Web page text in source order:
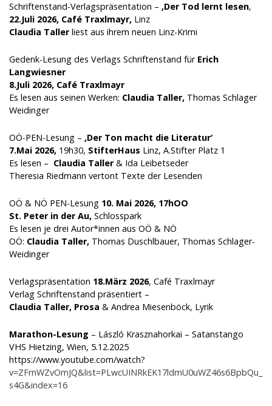
Schriftenstand-Verlagspräsentation – ‚Der Tod lernt lesen‚
22.Juli 2026, Café Traxlmayr, Linz
Claudia Tallerliest aus ihrem neuen Linz-Krimi
Gedenk-Lesung des Verlags Schriftenstand für Erich
Langwiesner
8.Juli 2026, Café Traxlmayr
Es lesen aus seinen Werken: Claudia Taller, Thomas Schlager
Weidinger
OÖ-PEN-Lesung – ‚Der Ton macht die Literatur‘
7.Mai 2026, 19h30, StifterHaus Linz, A.Stifter Platz 1
Es lesen – Claudia Taller& Ida Leibetseder
Theresia Riedmann vertont Texte der Lesenden
OÖ & NÖ PEN-Lesung 10. Mai 2026, 17hOO
St. Peter in der Au, Schlosspark
Es lesen je drei Autor*innen aus OÖ & NÖ
OÖ: Claudia Taller, Thomas Duschlbauer, Thomas Schlager-
Weidinger
Verlagspräsentation 18.März 2026, Café Traxlmayr
Verlag Schriftenstand präsentiert –
Claudia Taller, Prosa & Andrea Miesenböck, Lyrik
Marathon-Lesung – László Krasznahorkai – Satanstango
VHS Hietzing, Wien, 5.12.2025
https://www.youtube.com/watch?
v=ZFrnWZvOmJQ&list=PLwcUINRkEK17ldmU0uWZ46s6BpbQu_
s4G&index=16